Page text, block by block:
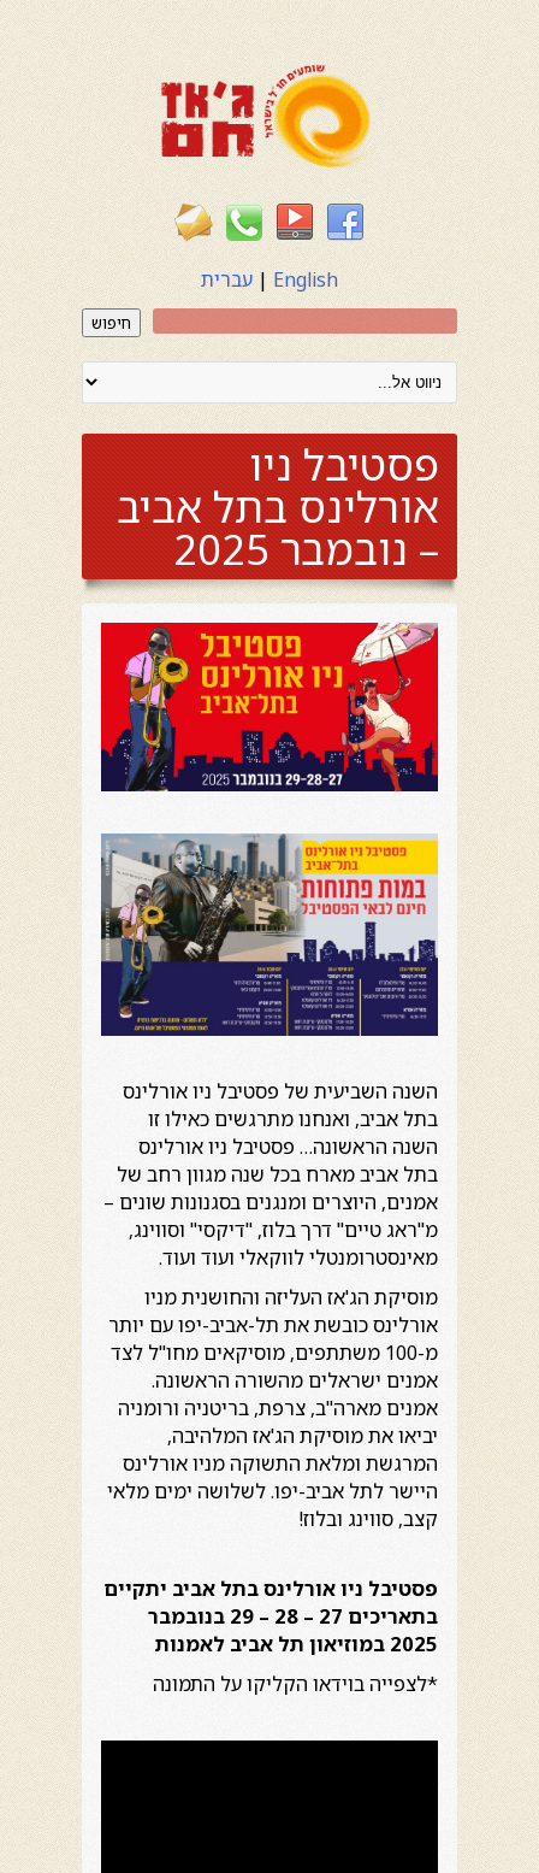
English
| עברית
חיפוש
פסטיבל ניו
אורלינס בתל אביב
– נובמבר 2025
השנה השביעית של פסטיבל ניו אורלינס
בתל אביב, ואנחנו מתרגשים כאילו זו
השנה הראשונה… פסטיבל ניו אורלינס
בתל אביב מארח בכל שנה מגוון רחב של
אמנים, היוצרים ומנגנים בסגנונות שונים –
מ"ראג טיים" דרך בלוז, "דיקסי" וסווינג,
מאינסטרומנטלי לווקאלי ועוד ועוד.
מוסיקת הג'אז העליזה והחושנית מניו
אורלינס כובשת את תל-אביב-יפו עם יותר
מ-100 משתתפים, מוסיקאים מחו"ל לצד
אמנים ישראלים מהשורה הראשונה.
אמנים מארה"ב, צרפת, בריטניה ורומניה
יביאו את מוסיקת הג'אז המלהיבה,
המרגשת ומלאת התשוקה מניו אורלינס
היישר לתל אביב-יפו. לשלושה ימים מלאי
קצב, סווינג ובלוז!
פסטיבל ניו אורלינס בתל אביב יתקיים
בתאריכים 27 – 28 – 29 בנובמבר
2025 במוזיאון תל אביב לאמנות
*לצפייה בוידאו הקליקו על התמונה